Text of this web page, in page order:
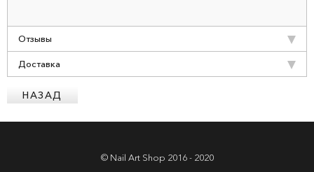
Отзывы
Доставка
© Nail Art Shop 2016 - 2020